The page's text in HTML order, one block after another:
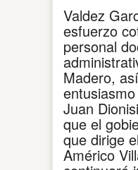
Valdez
esfuerzo
personal
Madero,
Juan
que el
que dirige
Américo